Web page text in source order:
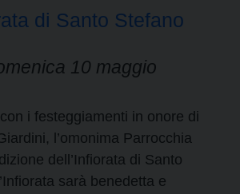
di Santo Stefano
10 maggio
i festeggiamenti in onore di
l’omonima Parrocchia
dell’Infiorata di Santo
sarà benedetta e